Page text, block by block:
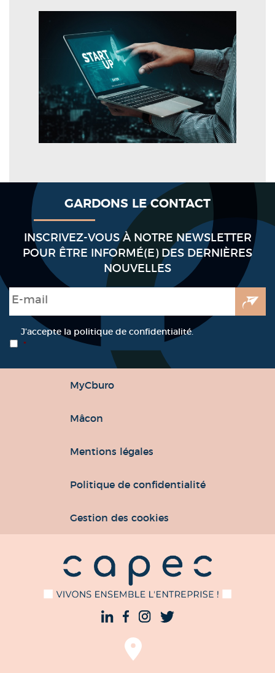
GARDONS LE CONTACT
INSCRIVEZ-VOUS À NOTRE NEWSLETTER
POUR ÊTRE INFORMÉ(E) DES DERNIÈRES
NOUVELLES
E-mail
RGPD *
J’accepte la politique de confidentialité.
*
MyCburo
Mâcon
Mentions légales
Politique de confidentialité
Gestion des cookies